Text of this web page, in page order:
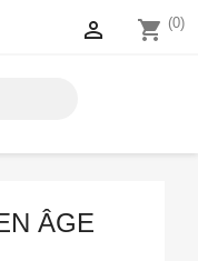
shopping_cart (0)

ÂGE